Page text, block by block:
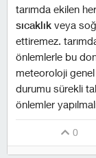
tarımda ekilen
sıcaklık veya
ettiremez.
önlemlerle bu
meteoroloji
durumu sürekli
önlemler
0